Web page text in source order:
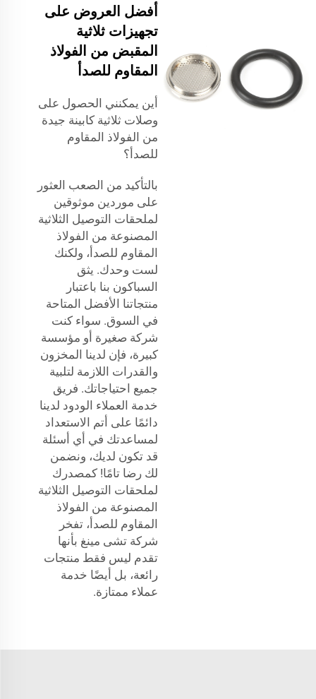
أفضل العروض على
تجهيزات ثلاثية
المقبض من الفولاذ
المقاوم للصدأ
أين يمكنني الحصول على
وصلات ثلاثية كابينة جيدة
من الفولاذ المقاوم
للصدأ؟
بالتأكيد من الصعب العثور
على موردين موثوقين
لملحقات التوصيل الثلاثية
المصنوعة من الفولاذ
المقاوم للصدأ، ولكنك
لست وحدك. يثق
السباكون بنا باعتبار
منتجاتنا الأفضل المتاحة
في السوق. سواء كنت
شركة صغيرة أو مؤسسة
كبيرة، فإن لدينا المخزون
والقدرات اللازمة لتلبية
جميع احتياجاتك. فريق
خدمة العملاء الودود لدينا
دائمًا على أتم الاستعداد
لمساعدتك في أي أسئلة
قد تكون لديك، ونضمن
لك رضا تامًا! كمصدرك
لملحقات التوصيل الثلاثية
المصنوعة من الفولاذ
المقاوم للصدأ، تفخر
شركة تشى مينغ بأنها
تقدم ليس فقط منتجات
رائعة، بل أيضًا خدمة
عملاء ممتازة.